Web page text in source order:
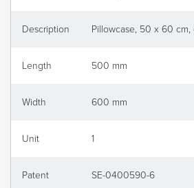
Description Pillowcase, 50 x 60
Length 500 mm
Width 600 mm
Unit 1
Patent SE-0400590-6